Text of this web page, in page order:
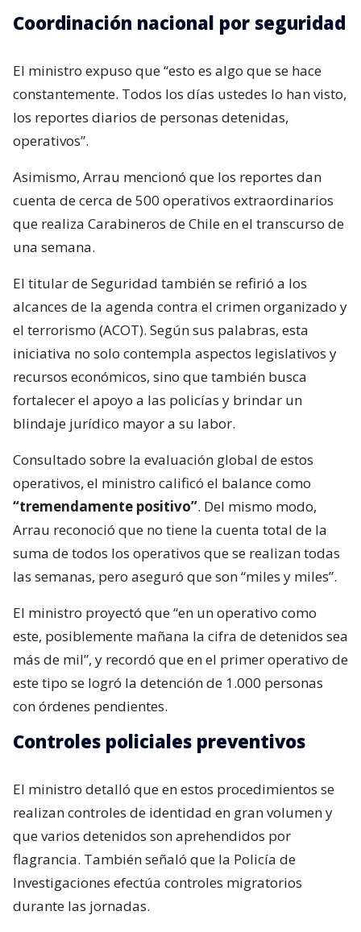
Coordinación nacional por seguridad
El ministro expuso que “esto es algo que se hace
constantemente. Todos los días ustedes lo han visto,
los reportes diarios de personas detenidas,
operativos”.
Asimismo, Arrau mencionó que los reportes dan
cuenta de cerca de 500 operativos extraordinarios
que realiza Carabineros de Chile en el transcurso de
una semana.
El titular de Seguridad también se refirió a los
alcances de la agenda contra el crimen organizado y
el terrorismo (ACOT). Según sus palabras, esta
iniciativa no solo contempla aspectos legislativos y
recursos económicos, sino que también busca
fortalecer el apoyo a las policías y brindar un
blindaje jurídico mayor a su labor.
Consultado sobre la evaluación global de estos
operativos, el ministro calificó el balance como
“tremendamente positivo”. Del mismo modo,
Arrau reconoció que no tiene la cuenta total de la
suma de todos los operativos que se realizan todas
las semanas, pero aseguró que son “miles y miles”.
El ministro proyectó que “en un operativo como
este, posiblemente mañana la cifra de detenidos sea
más de mil”, y recordó que en el primer operativo de
este tipo se logró la detención de 1.000 personas
con órdenes pendientes.
Controles policiales preventivos
El ministro detalló que en estos procedimientos se
realizan controles de identidad en gran volumen y
que varios detenidos son aprehendidos por
flagrancia. También señaló que la Policía de
Investigaciones efectúa controles migratorios
durante las jornadas.